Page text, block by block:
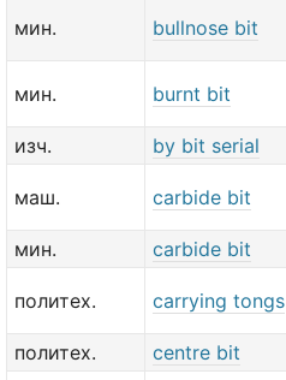
мин. bullnose bit
мин. burnt bit
изч.
by bit serial
маш. carbide bit
мин.
carbide bit
политех. carrying tongs
политех.
centre bit